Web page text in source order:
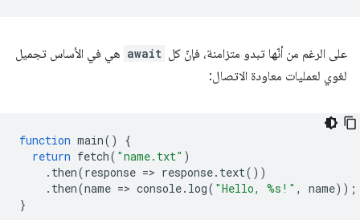
على الرغم من أنّها تبدو متزامنة، فإنّ كل await هي في الأساس تجميل
لغوي لعمليات معاودة الاتصال:
function main()
{
return fetch( "name.txt" )
. then(response => response. text())
. then(name => console. log( "Hello, %s!" , name));
}